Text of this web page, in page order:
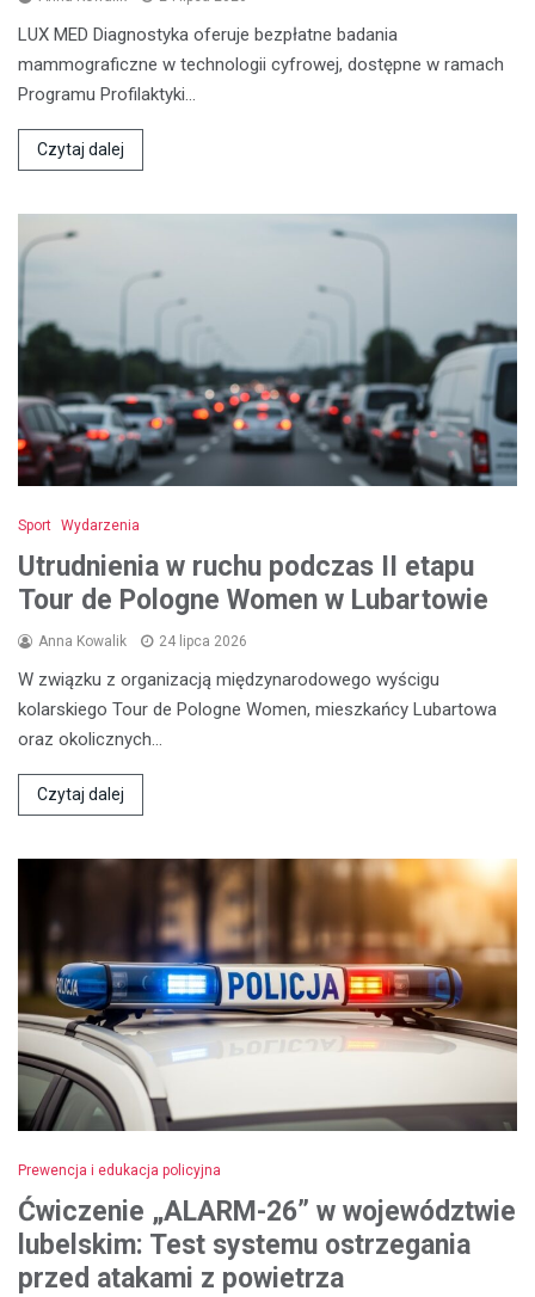
LUX MED Diagnostyka oferuje bezpłatne badania
mammograficzne w technologii cyfrowej, dostępne w ramach
Programu Profilaktyki…
Czytaj dalej
Sport Wydarzenia
Utrudnienia w ruchu podczas II etapu
Tour de Pologne Women w Lubartowie
Anna Kowalik 24 lipca 2026
W związku z organizacją międzynarodowego wyścigu
kolarskiego Tour de Pologne Women, mieszkańcy Lubartowa
oraz okolicznych…
Czytaj dalej
Prewencja i edukacja policyjna
Ćwiczenie „ALARM-26” w województwie
lubelskim: Test systemu ostrzegania
przed atakami z powietrza